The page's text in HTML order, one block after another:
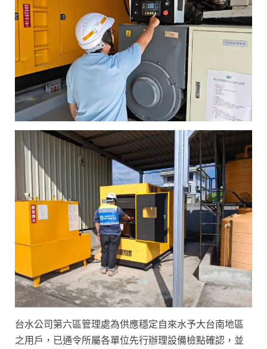
台水公司第六區管理處為供應穩定自來水予大台南地區
之用戶，已通令所屬各單位先行辦理設備檢點確認，並